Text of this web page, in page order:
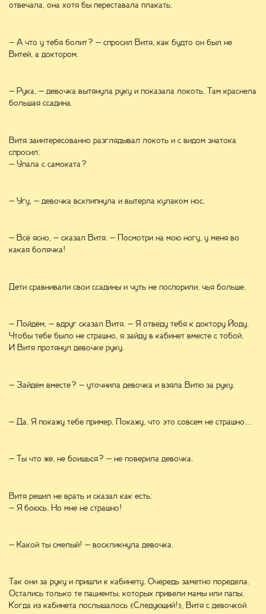
отвечала, она хотя бы переставала плакать.
– А что у тебя болит? – спросил Витя, как будто он был не
Витей, а доктором.
– Рука, – девочка вытянула руку и показала локоть. Там краснела
большая ссадина.
Витя заинтересованно разглядывал локоть и с видом знатока
спросил:
– Упала с самоката?
– Угу, – девочка всхлипнула и вытерла кулаком нос.
– Всё ясно, – сказал Витя. – Посмотри на мою ногу, у меня во
какая болячка!
Дети сравнивали свои ссадины и чуть не поспорили, чья больше.
– Пойдём, – вдруг сказал Витя. – Я отведу тебя к доктору Йоду.
Чтобы тебе было не страшно, я зайду в кабинет вместе с тобой.
И Витя протянул девочке руку.
– Зайдём вместе? – уточнила девочка и взяла Витю за руку.
– Да. Я покажу тебе пример. Покажу, что это совсем не страшно…
– Ты что же, не боишься? – не поверила девочка.
Витя решил не врать и сказал как есть:
– Я боюсь. Но мне не страшно!
– Какой ты смелый! – воскликнула девочка.
Так они за руку и пришли к кабинету. Очередь заметно поредела.
Остались только те пациенты, которых привели мамы или папы.
Когда из кабинета послышалось «Следующий!», Витя с девочкой